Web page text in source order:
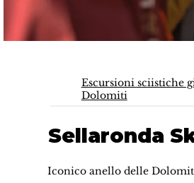
Escursioni sciistiche
Dolomiti
Sellaronda
Iconico anello delle